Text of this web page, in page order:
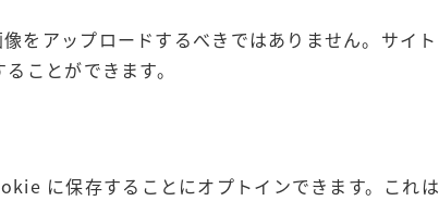
をアップロードするべきではありません。サイト
ことができます。
に保存することにオプトインできます。これは